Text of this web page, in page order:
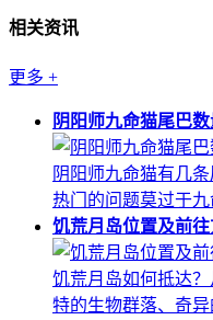
相关资讯
更多 +
阴阳师九命猫尾巴
阴阳师九命猫有几
热门的问题莫过于
饥荒月岛位置及前
饥荒月岛如何抵达
特的生物群落、奇